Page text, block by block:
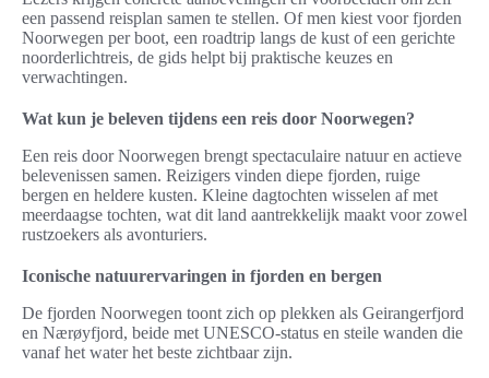
een passend reisplan samen te stellen. Of men kiest voor fjorden
Noorwegen per boot, een roadtrip langs de kust of een gerichte
noorderlichtreis, de gids helpt bij praktische keuzes en
verwachtingen.
Wat kun je beleven tijdens een reis door Noorwegen?
Een reis door Noorwegen brengt spectaculaire natuur en actieve
belevenissen samen. Reizigers vinden diepe fjorden, ruige
bergen en heldere kusten. Kleine dagtochten wisselen af met
meerdaagse tochten, wat dit land aantrekkelijk maakt voor zowel
rustzoekers als avonturiers.
Iconische natuurervaringen in fjorden en bergen
De fjorden Noorwegen toont zich op plekken als Geirangerfjord
en Nærøyfjord, beide met UNESCO-status en steile wanden die
vanaf het water het beste zichtbaar zijn.